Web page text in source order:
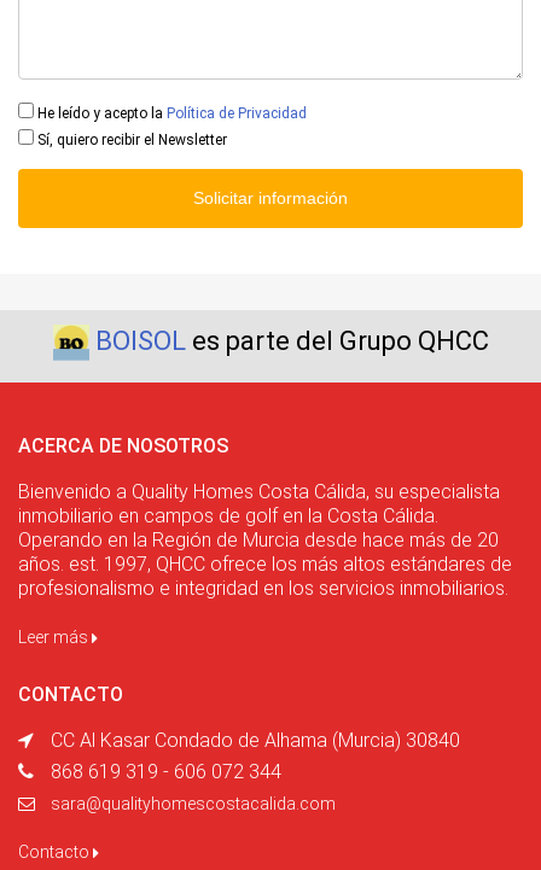
He leído y acepto la Política de Privacidad
Sí, quiero recibir el Newsletter
Solicitar información
BOISOLes parte del Grupo QHCC
ACERCA DE NOSOTROS
Bienvenido a Quality Homes Costa Cálida, su especialista
inmobiliario en campos de golf en la Costa Cálida.
Operando en la Región de Murcia desde hace más de 20
años. est. 1997, QHCC ofrece los más altos estándares de
profesionalismo e integridad en los servicios inmobiliarios.
Leer más
CONTACTO
CC Al Kasar Condado de Alhama (Murcia) 30840
868 619 319 - 606 072 344
sara@qualityhomescostacalida.com
Contacto